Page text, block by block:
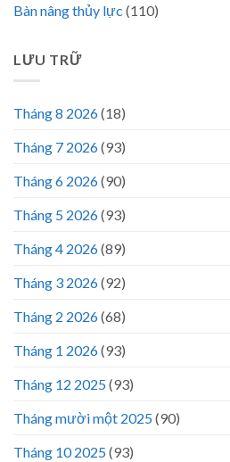
Bàn nâng thủy lực (110)
LƯU TRỮ
Tháng 8 2026(18)
Tháng 7 2026(93)
Tháng 6 2026(90)
Tháng 5 2026(93)
Tháng 4 2026(89)
Tháng 3 2026(92)
Tháng 2 2026(68)
Tháng 1 2026(93)
Tháng 12 2025(93)
Tháng mười một 2025(90)
Tháng 10 2025(93)